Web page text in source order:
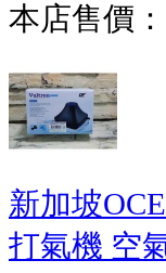
本店售價：
新加坡
打氣機 空